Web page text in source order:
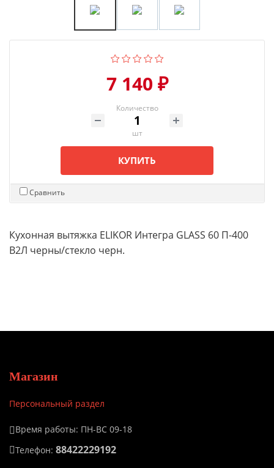
7 140 ₽
Количество
шт
КУПИТЬ
Сравнить
Кухонная вытяжка ELIKOR Интегра GLASS 60 П-400
В2Л черны/стекло черн.
Магазин
Персональный раздел
Время работы: ПН-ВС 09-18
Телефон: 88422229192